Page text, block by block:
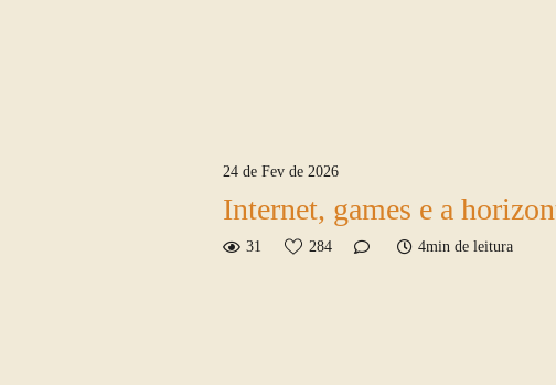
24 de Fev de 2026
Internet, games e a
31 284 4min de leitura